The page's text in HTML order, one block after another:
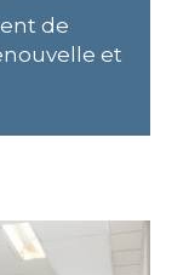
de
et